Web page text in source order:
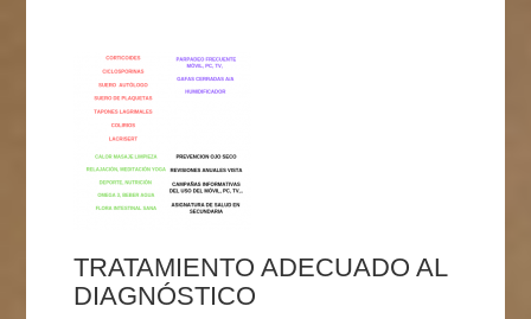
TRATAMIENTO ADECUADO AL
DIAGNÓSTICO